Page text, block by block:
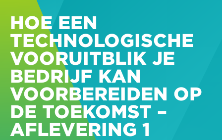
HOE EEN
TECHNOLOGISCHE
VOORUITBLIK JE
BEDRIJF KAN
VOORBEREIDEN OP
DE TOEKOMST –
AFLEVERING 1